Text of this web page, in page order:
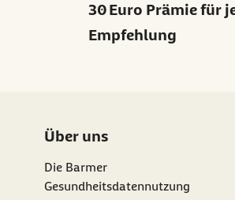
30 Euro Prämie für
Empfehlung
Über uns
Die Barmer
Gesundheitsdatennutzung